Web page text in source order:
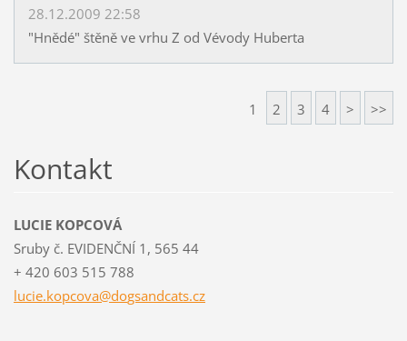
28.12.2009 22:58
"Hnědé" štěně ve vrhu Z od Vévody Huberta
1 2 3 4 > >>
Kontakt
LUCIE KOPCOVÁ
Sruby č. EVIDENČNÍ 1, 565 44
+ 420 603 515 788
lucie.kopcova@dogsandcats.cz